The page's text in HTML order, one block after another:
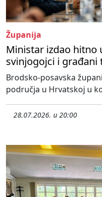
Županija
Ministar izdao hitno
svinjogojci i građani
Brodsko-posavska
područja u Hrvatskoj u
28.07.2026. u 20:00